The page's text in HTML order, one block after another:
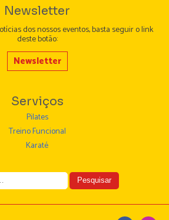
Newsletter
dos nossos eventos, basta seguir o link
deste botão:
Newsletter
Serviços
Pilates
Treino Funcional
Karaté